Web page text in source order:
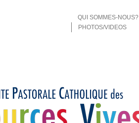
QUI SOMMES-NOUS?
PHOTOS/VIDEOS